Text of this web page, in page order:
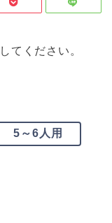
てください。
5～6人用